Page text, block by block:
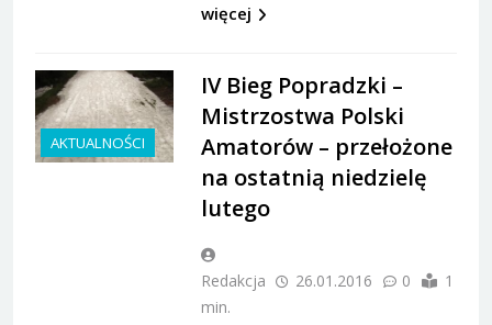
więcej
AKTUALNOŚCI
IV Bieg Popradzki –
Mistrzostwa Polski
Amatorów – przełożone
na ostatnią niedzielę
lutego
Redakcja 26.01.2016 0
1
min.